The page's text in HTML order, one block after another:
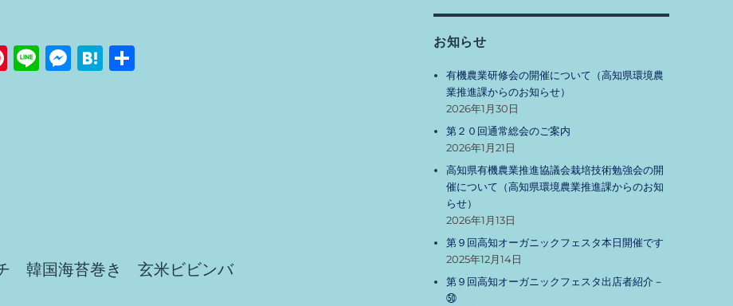
Pi Li M H 共
韓国海苔巻き 玄米ビビンバ
お知らせ
有機農業研修会の開催について（高知県環境農
業推進課からのお知らせ）
2026年1月30日
第２０回通常総会のご案内
2026年1月21日
高知県有機農業推進協議会栽培技術勉強会の開
催について（高知県環境農業推進課からのお知
らせ）
2026年1月13日
第９回高知オーガニックフェスタ本日開催です
2025年12月14日
第９回高知オーガニックフェスタ出店者紹介－
㊿